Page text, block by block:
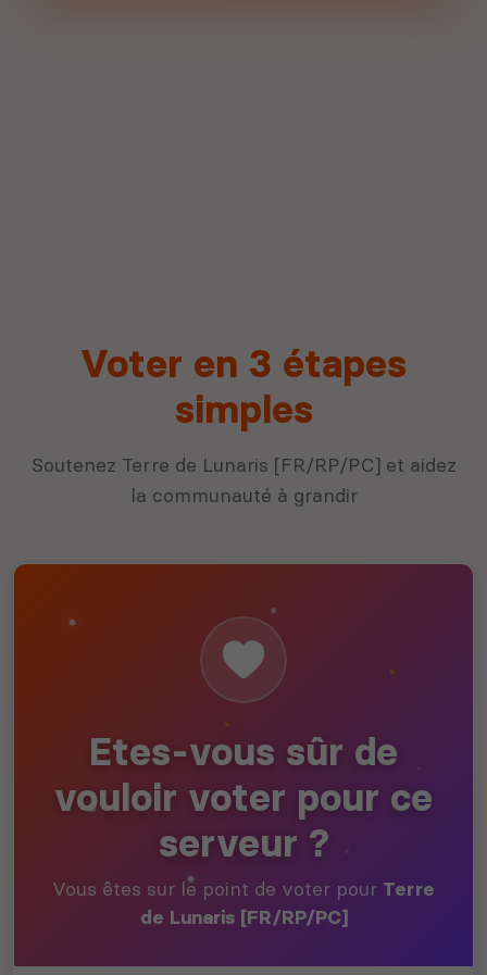
Voter en 3 étapes
simples
Soutenez Terre de Lunaris [FR/RP/PC] et aidez
la communauté à grandir
Etes-vous sûr de
vouloir voter pour ce
serveur ?
Vous êtes sur le point de voter pour Terre
de Lunaris [FR/RP/PC]